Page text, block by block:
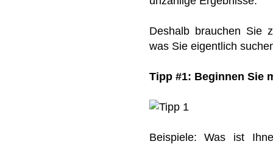
Deshalb brauchen Sie
was Sie eigentlich
Tipp #1: Beginnen Sie
Beispiele: Was ist